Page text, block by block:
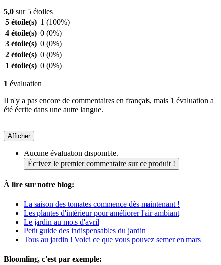
5,0 sur 5 étoiles
5 étoile(s) 1 (100%)
4 étoile(s) 0 (0%)
3 étoile(s) 0 (0%)
2 étoile(s) 0 (0%)
1 étoile(s) 0 (0%)
1 évaluation
Il n'y a pas encore de commentaires en français, mais 1 évaluation a
été écrite dans une autre langue.
Afficher
Aucune évaluation disponible.
Écrivez le premier commentaire sur ce produit !
À lire sur notre blog:
La saison des tomates commence dès maintenant !
Les plantes d'intérieur pour améliorer l'air ambiant
Le jardin au mois d'avril
Petit guide des indispensables du jardin
Tous au jardin ! Voici ce que vous pouvez semer en mars
Bloomling, c'est par exemple: